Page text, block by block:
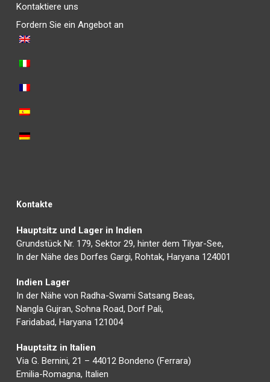
Kontaktiere uns
Fordern Sie ein Angebot an
Kontakte
Hauptsitz und Lager in Indien
Grundstück Nr. 179, Sektor 29, hinter dem Tilyar-See,
In der Nähe des Dorfes Gargi, Rohtak, Haryana 124001
Indien Lager
In der Nähe von Radha-Swami Satsang Beas,
Nangla Gujran, Sohna Road, Dorf Pali,
Faridabad, Haryana 121004
Hauptsitz in Italien
Via G. Bernini, 21 – 44012 Bondeno (Ferrara)
Emilia-Romagna, Italien